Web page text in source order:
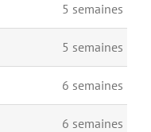
5 semaines
5 semaines
6 semaines
6 semaines